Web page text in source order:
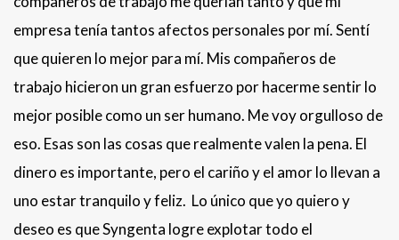
empresa tenía tantos afectos personales por mí. Sentí
que quieren lo mejor para mí. Mis compañeros de
trabajo hicieron un gran esfuerzo por hacerme sentir lo
mejor posible como un ser humano. Me voy orgulloso de
eso. Esas son las cosas que realmente valen la pena. El
dinero es importante, pero el cariño y el amor lo llevan a
uno estar tranquilo y feliz. Lo único que yo quiero y
deseo es que Syngenta logre explotar todo el